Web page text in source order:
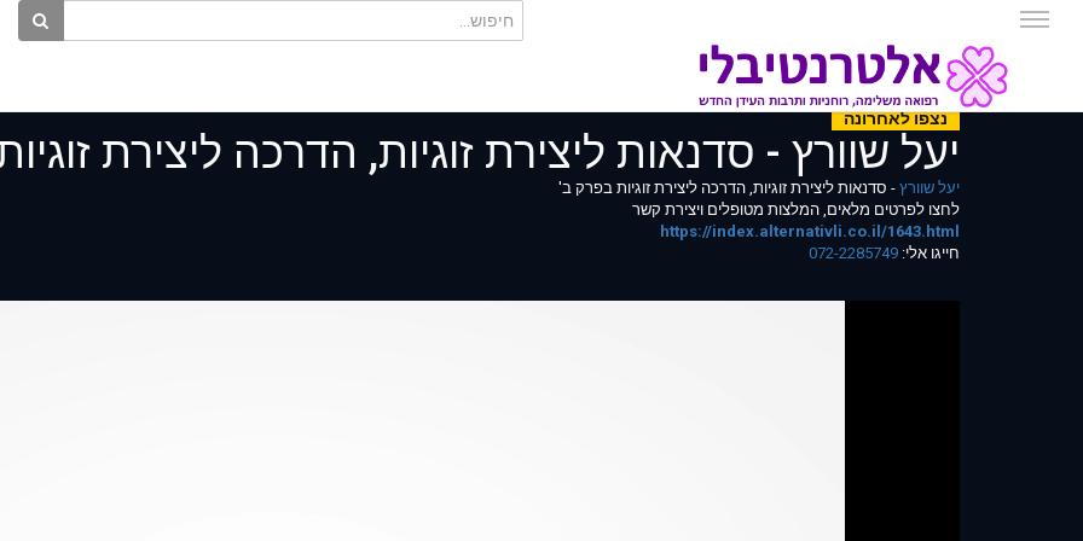
נצפו לאחרונה
יעל שוורץ - סדנאות ליצירת זוגיות, הדרכה ליצירת
יעל שוורץ - סדנאות ליצירת זוגיות, הדרכה ליצירת זוגיות בפרק ב'
לחצו לפרטים מלאים, המלצות מטופלים ויצירת קשר
https://index.alternativli.co.il/1643.html
חייגו אלי: 072-2285749